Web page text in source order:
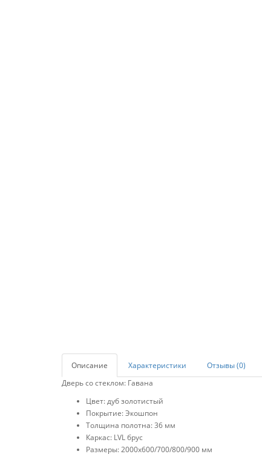
Описание
Характеристики
Отзывы (0)
Дверь со стеклом: Гавана
Цвет: дуб золотистый
Покрытие: Экошпон
Толщина полотна: 36 мм
Каркас: LVL брус
Размеры: 2000х600/700/800/900 мм